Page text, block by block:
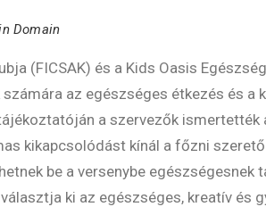
Domain
(FICSAK) és a Kids Oasis
az egészséges étkezés és
a szervezők ismertették
kikapcsolódást kínál a főzni
be a versenybe
ki az egészséges, kreatív és